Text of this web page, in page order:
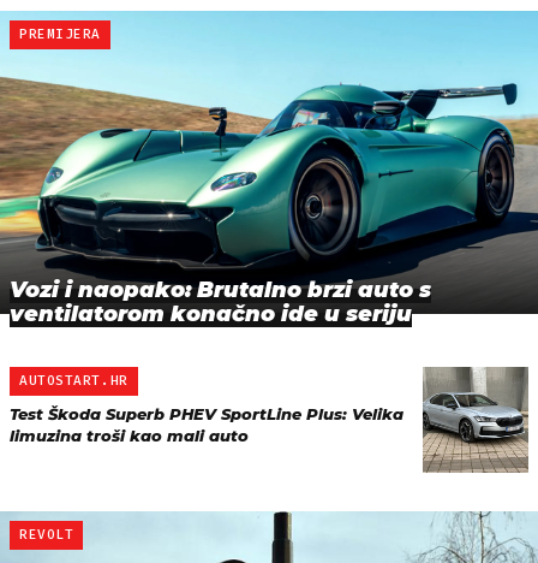
PREMIJERA
Vozi i naopako: Brutalno brzi auto s
ventilatorom konačno ide u seriju
AUTOSTART.HR
Test Škoda Superb PHEV SportLine Plus: Velika
limuzina troši kao mali auto
REVOLT